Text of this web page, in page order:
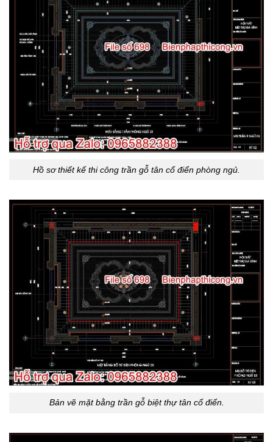
Hồ sơ thiết kế thi công trần gỗ tân cổ điển phòng ngủ.
Bản vẽ mặt bằng trần gỗ biệt thự tân cổ điển.